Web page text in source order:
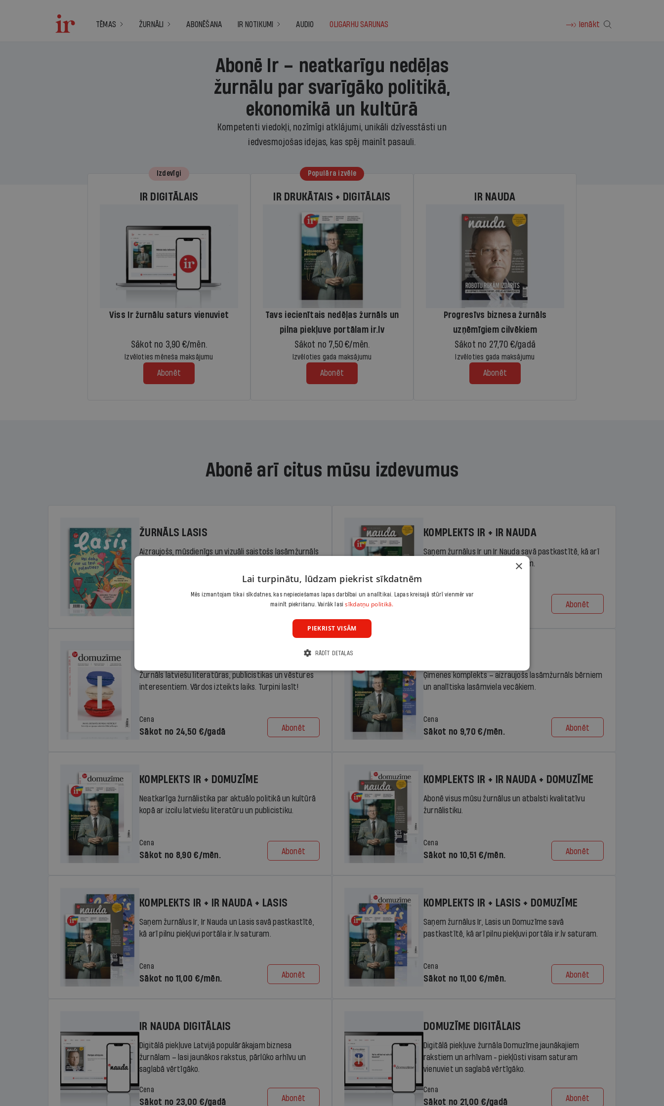
TĒMAS ŽURNĀLI ABONĒŠANA IR NOTIKUMI AUDIO OLIGARHU SARUNAS Ienākt
Abonē Ir – neatkarīgu nedēļas
žurnālu par svarīgāko politikā,
ekonomikā un kultūrā
Kompetenti viedokļi, nozīmīgi atklājumi, unikāli dzīvesstāsti un
iedvesmojošas idejas, kas spēj mainīt pasauli.
Izdevīgi
IR DIGITĀLAIS
Viss Ir žurnālu saturs vienuviet
Sākot no 3,90 €/mēn.
Izvēloties mēneša maksājumu
Abonēt
Populāra izvēle
IR DRUKĀTAIS + DIGITĀLAIS
Tavs iecienītais nedēļas žurnāls un
pilna piekļuve portālam ir.lv
Sākot no 7,50 €/mēn.
Izvēloties gada maksājumu
Abonēt
IR NAUDA
Progresīvs biznesa žurnāls
uzņēmīgiem cilvēkiem
Sākot no 27,70 €/gadā
Izvēloties gada maksājumu
Abonēt
Abonē arī citus mūsu izdevumus
ŽURNĀLS LASIS
Aizraujošs, mūsdienīgs un vizuāli saistošs lasāmžurnāls
Abonēt
KOMPLEKTS IR + IR NAUDA
Saņem žurnālus Ir un Ir Nauda savā pastkastītē, kā arī
pilnu piekļuvi portāla ir.lv saturam.
Cena
Abonēt
Žurnāls latviešu literatūras, publicistikas un vēstures
interesentiem. Vārdos izteikts laiks. Turpini lasīt!
Cena
Sākot no 24,50 €/gadā Abonēt
Ģimenes komplekts – aizraujošs lasāmžurnāls bērniem
un analītiska lasāmviela vecākiem.
Cena
Sākot no 9,70 €/mēn. Abonēt
KOMPLEKTS IR + DOMUZĪME
Neatkarīga žurnālistika par aktuālo politikā un kultūrā
kopā ar izcilu latviešu literatūru un publicistiku.
Cena
Sākot no 8,90 €/mēn. Abonēt
KOMPLEKTS IR + IR NAUDA + DOMUZĪME
Abonē visus mūsu žurnālus un atbalsti kvalitatīvu
žurnālistiku.
Cena
Sākot no 10,51 €/mēn. Abonēt
KOMPLEKTS IR + IR NAUDA + LASIS
Saņem žurnālus Ir, Ir Nauda un Lasis savā pastkastītē,
kā arī pilnu piekļuvi portāla ir.lv saturam.
Cena
Sākot no 11,00 €/mēn. Abonēt
KOMPLEKTS IR + LASIS + DOMUZĪME
Saņem žurnālus Ir, Lasis un Domuzīme savā
pastkastītē, kā arī pilnu piekļuvi portāla ir.lv saturam.
Cena
Sākot no 11,00 €/mēn. Abonēt
IR NAUDA DIGITĀLAIS
Digitālā piekļuve Latvijā populārākajam biznesa
žurnālam – lasi jaunākos rakstus, pārlūko arhīvu un
saglabā vērtīgāko.
Cena
Sākot no 23,00 €/gadā Abonēt
DOMUZĪME DIGITĀLAIS
Digitālā piekļuve žurnāla Domuzīme jaunākajiem
rakstiem un arhīvam - piekļūsti visam saturam
vienuviet un saglabā vērtīgāko.
Cena
Sākot no 21,00 €/gadā Abonēt
×
Lai turpinātu, lūdzam piekrist sīkdatnēm
Mēs izmantojam tikai sīkdatnes, kas nepieciešamas lapas darbībai un analītikai. Lapas kreisajā stūrī vienmēr var
mainīt piekrišanu. Vairāk lasisīkdatņu politikā.
PIEKRIST VISĀM
RĀDĪT DETAĻAS